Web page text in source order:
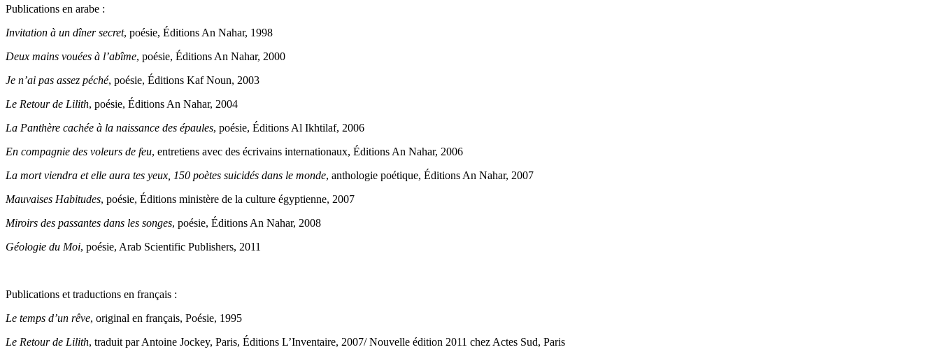
Publications en arabe :
Invitation à un dîner secret, poésie, Éditions An Nahar, 1998
Deux mains vouées à l’abîme, poésie, Éditions An Nahar, 2000
Je n’ai pas assez péché, poésie, Éditions Kaf Noun, 2003
Le Retour de Lilith, poésie, Éditions An Nahar, 2004
La Panthère cachée à la naissance des épaules, poésie, Éditions Al Ikhtilaf, 2006
En compagnie des voleurs de feu, entretiens avec des écrivains internationaux, Éditions An Nahar, 2006
La mort viendra et elle aura tes yeux, 150 poètes suicidés dans le monde, anthologie poétique, Éditions An Nahar, 2007
Mauvaises Habitudes, poésie, Éditions ministère de la culture égyptienne, 2007
Miroirs des passantes dans les songes, poésie, Éditions An Nahar, 2008
Géologie du Moi, poésie, Arab Scientific Publishers, 2011
Publications et traductions en français :
Le temps d’un rêve, original en français, Poésie, 1995
Le Retour de Lilith, traduit par Antoine Jockey, Paris, Éditions L’Inventaire, 2007/ Nouvelle édition 2011 chez Actes Sud, Paris